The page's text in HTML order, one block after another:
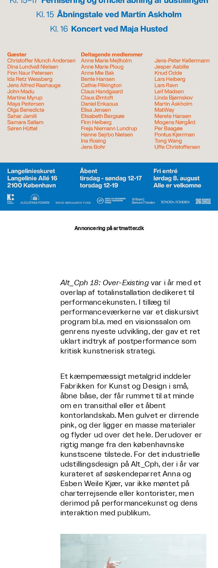
Annoncering på artmatter.dk
Alt_Cph 18: Over-Existingvar i år med et
overlap af totalinstallation dedikeret til
performancekunsten. I tillæg til
performanceværkerne var et diskursivt
program bl.a. med en visionssalon om
genrens nyeste udvikling, der gav et ret
uklart indtryk af postperformance som
kritisk kunstnerisk strategi.
Et kæmpemæssigt metalgrid inddeler
Fabrikken for Kunst og Design i små,
åbne båse, der får rummet til at minde
om en transithal eller et åbent
kontorlandskab. Men gulvet er dirrende
pink, og der ligger en masse materialer
og flyder ud over det hele. Derudover er
rigtig mange fra den københavnske
kunstscene tilstede. For det industrielle
udstillingsdesign på Alt_Cph, der i år var
kurateret af søskendeparret Anna og
Esben Weile Kjær, var ikke møntet på
charterrejsende eller kontorister, men
derimod på performancekunst og dens
interaktion med publikum.